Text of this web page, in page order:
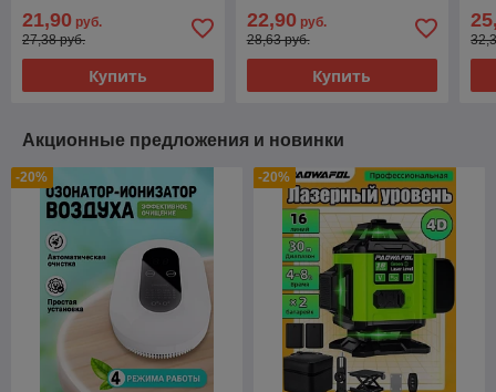
21,90 руб.
27,38 руб.
Купить
22,90 руб.
28,63 руб.
Купить
Акционные предложения и новинки
-20% -20%